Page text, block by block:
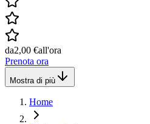
da2,00 €all'ora
Prenota ora
Mostra di più
Home